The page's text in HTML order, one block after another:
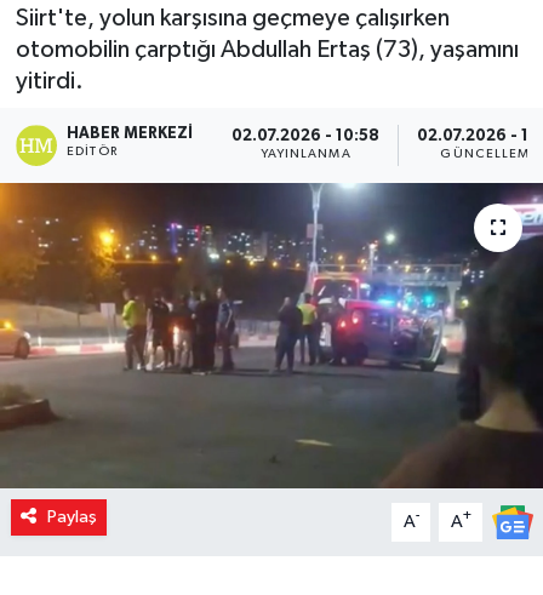
Siirt'te, yolun karşısına geçmeye çalışırken
otomobilin çarptığı Abdullah Ertaş (73), yaşamını
yitirdi.
HABER MERKEZI
EDITÖR
02.07.2026 - 10:58
YAYINLANMA
02.07.2026 -
GÜNCELLEME
Paylaş A- A+
Son Dakika Haberleri